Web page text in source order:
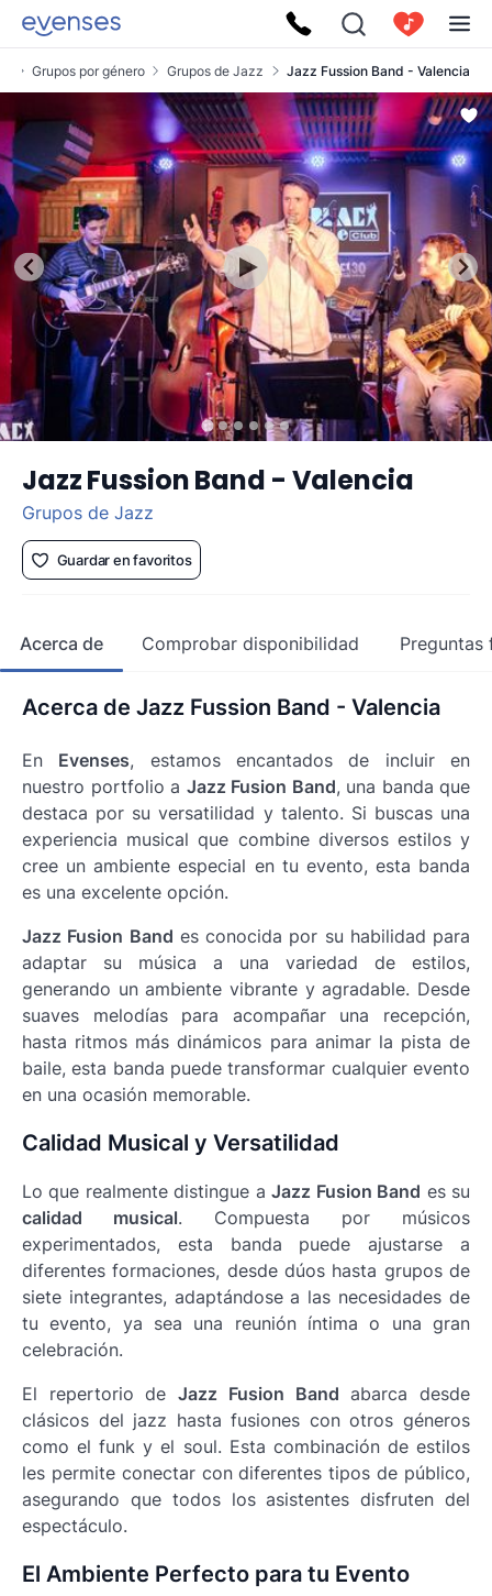
Grupos por género Grupos de Jazz Jazz Fussion Band - Valencia
Jazz Fussion Band - Valencia
Grupos de Jazz
Guardar en favoritos
Acerca de Comprobar disponibilidad Preguntas
Acerca de Jazz Fussion Band - Valencia
En Evenses, estamos encantados de incluir en
nuestro portfolio a Jazz Fusion Band, una banda que
destaca por su versatilidad y talento. Si buscas una
experiencia musical que combine diversos estilos y
cree un ambiente especial en tu evento, esta banda
es una excelente opción.
Jazz Fusion Band es conocida por su habilidad para
adaptar su música a una variedad de estilos,
generando un ambiente vibrante y agradable. Desde
suaves melodías para acompañar una recepción,
hasta ritmos más dinámicos para animar la pista de
baile, esta banda puede transformar cualquier evento
en una ocasión memorable.
Calidad Musical y Versatilidad
Lo que realmente distingue aJazz Fusion Band es su
calidad musical. Compuesta por músicos
experimentados, esta banda puede ajustarse a
diferentes formaciones, desde dúos hasta grupos de
siete integrantes, adaptándose a las necesidades de
tu evento, ya sea una reunión íntima o una gran
celebración.
El repertorio deJazz Fusion Band abarca desde
clásicos del jazz hasta fusiones con otros géneros
como el funk y el soul. Esta combinación de estilos
les permite conectar con diferentes tipos de público,
asegurando que todos los asistentes disfruten del
espectáculo.
El Ambiente Perfecto para tu Evento